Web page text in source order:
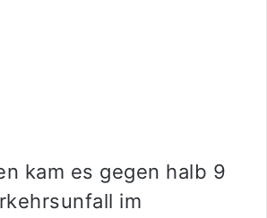
kam es gegen halb 9
im